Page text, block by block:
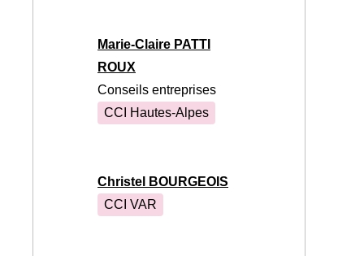
Marie-Claire PATTI
ROUX
Conseils entreprises
CCI Hautes-Alpes
Christel BOURGEOIS
CCI VAR